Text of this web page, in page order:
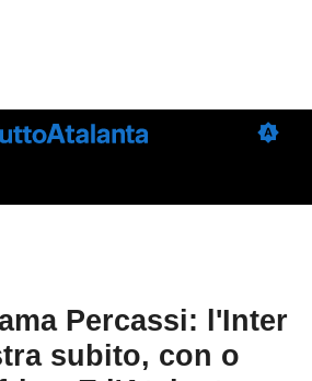
Percassi: l'Inter
subito, con o